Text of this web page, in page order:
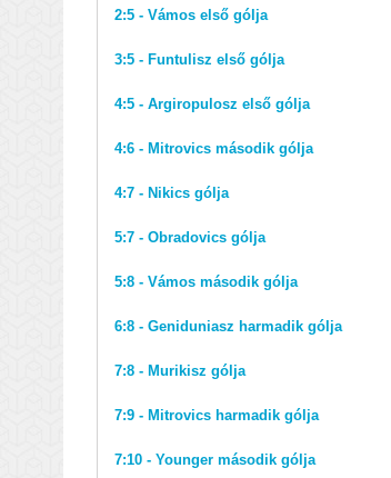
2:5 - Vámos első gólja
3:5 - Funtulisz első gólja
4:5 - Argiropulosz első gólja
4:6 - Mitrovics második gólja
4:7 - Nikics gólja
5:7 - Obradovics gólja
5:8 - Vámos második gólja
6:8 - Geniduniasz harmadik gólja
7:8 - Murikisz gólja
7:9 - Mitrovics harmadik gólja
7:10 - Younger második gólja